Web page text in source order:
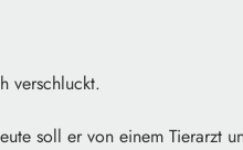
verschluckt.
soll er von einem Tierarzt